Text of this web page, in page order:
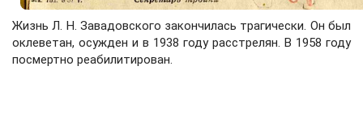
Жизнь Л. Н. Завадовского закончилась трагически. Он был
оклеветан, осужден и в 1938 году расстрелян. В 1958 году
посмертно реабилитирован.